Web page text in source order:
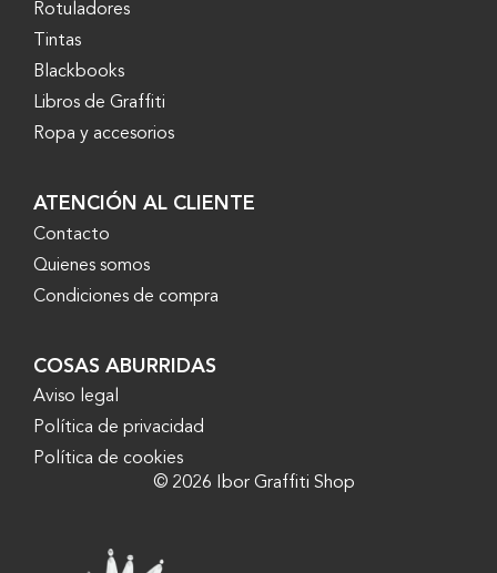
Rotuladores
Tintas
Blackbooks
Libros de Graffiti
Ropa y accesorios
ATENCIÓN AL CLIENTE
Contacto
Quienes somos
Condiciones de compra
COSAS ABURRIDAS
Aviso legal
Política de privacidad
Política de cookies
© 2026 Ibor Graffiti Shop